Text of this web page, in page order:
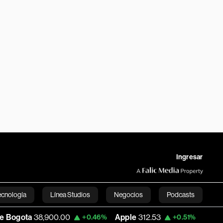
Ingresar
Línea Studios Negocios Podcasts
English+0.46% Apple 312.53 +0.51% USD COP